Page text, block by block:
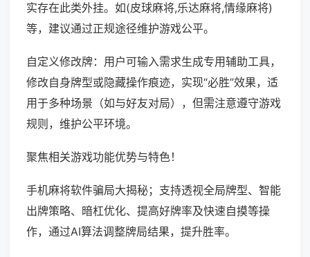
实存在此类外挂。如(皮球麻将,乐达麻将,情缘麻将)
等，建议通过正规途径维护游戏公平。
自定义修改牌：用户可输入需求生成专用辅助工具，
修改自身牌型或隐藏操作痕迹，实现“必胜”效果，适
用于多种场景（如与好友对局），但需注意遵守游戏
规则，维护公平环境。
聚焦相关游戏功能优势与特色！
手机麻将软件骗局大揭秘；支持透视全局牌型、智能
出牌策略、暗杠优化、提高好牌率及快速自摸等操
作，通过AI算法调整牌局结果，提升胜率。